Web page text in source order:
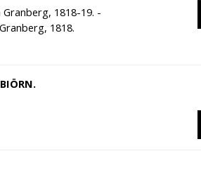
1818-19. -
1818.